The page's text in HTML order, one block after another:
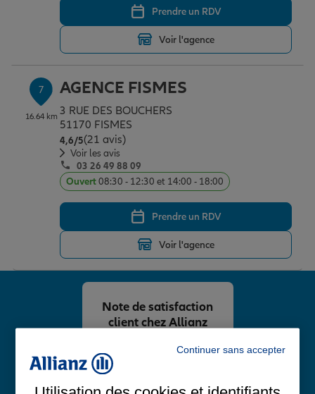
Prendre un RDV
Voir l'agence
7
16.64 km
AGENCE FISMES
3 RUE DES BOUCHERS
51170 FISMES
4,6/5Note de 4.6 sur 5
(21 avis)
Voir les avis
03 26 49 88 09
Ouvert08:30 - 12:30 et 14:00 - 18:00
Prendre un RDV
Voir l'agence
/5
Note de satisfaction
client chez Allianz
Continuer sans accepter